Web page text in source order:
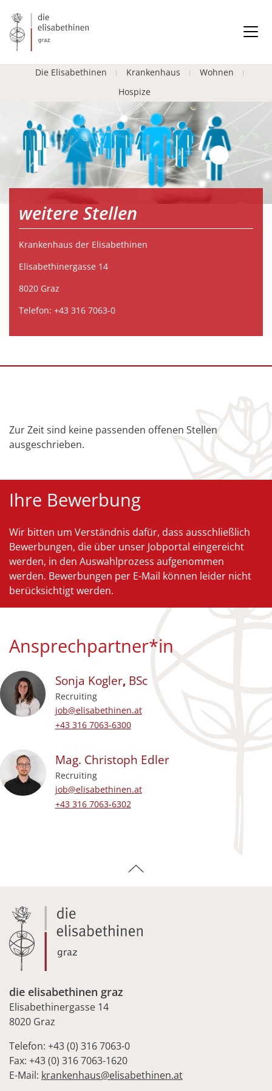
Die Elisabethinen Krankenhaus
Wohnen
Hospize
weitere Stellen
Krankenhaus der Elisabethinen
Elisabethinergasse 14
8020 Graz
Telefon: +43 316 7063-0
Zur Zeit sind keine passenden offenen Stellen
ausgeschrieben.
Ihre Bewerbung
Wir bitten um Verständnis dafür, dass ausschließlich
Bewerbungen, die über unser Jobportal eingereicht
werden, in den Auswahlprozess aufgenommen
werden. Bewerbungen per E-Mail können leider nicht
berücksichtigt werden.
Ansprechpartner*in
Sonja Kogler, BSc
Recruiting
E-Mail-Adresse:
job@elisabethinen.at
Festnetz beruflich:
+43 316 7063-6300
Mag. Christoph Edler
Recruiting
E-Mail-Adresse:
job@elisabethinen.at
Festnetz beruflich:
+43 316 7063-6302
die elisabethinen graz
Elisabethinergasse 14
8020 Graz
Telefon: +43 (0) 316 7063-0
Fax: +43 (0) 316 7063-1620
E-Mail: krankenhaus@elisabethinen.at